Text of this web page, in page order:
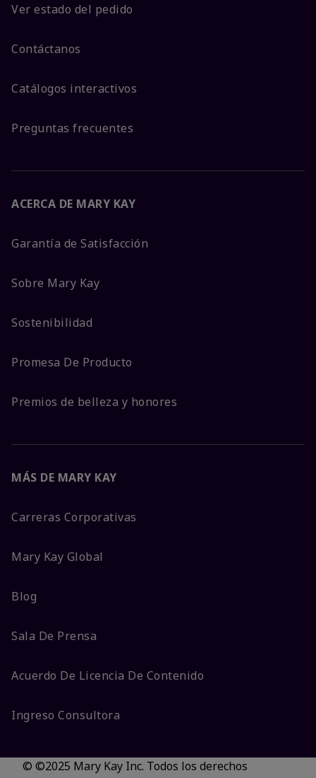
Ver estado del pedido
Contáctanos
Catálogos interactivos
Preguntas frecuentes
ACERCA DE MARY KAY
Garantía de Satisfacción
Sobre Mary Kay
Sostenibilidad
Promesa De Producto
Premios de belleza y honores
MÁS DE MARY KAY
Carreras Corporativas
Mary Kay Global
Blog
Sala De Prensa
Acuerdo De Licencia De Contenido
Ingreso Consultora
© ©2025 Mary Kay Inc. Todos los derechos